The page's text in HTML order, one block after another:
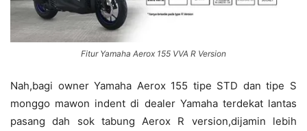
Fitur Yamaha Aerox 155 VVA R Version
Nah,bagi owner Yamaha Aerox 155 tipe STD dan tipe S
monggo mawon indent di dealer Yamaha terdekat lantas
pasang dah sok tabung Aerox R version,dijamin lebih